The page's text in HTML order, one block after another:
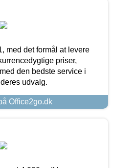
med det formål at levere
priser,
den bedste service i
udvalg.
Office2go.dk